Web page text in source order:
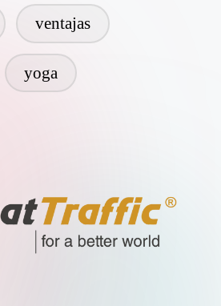
ventajas
yoga